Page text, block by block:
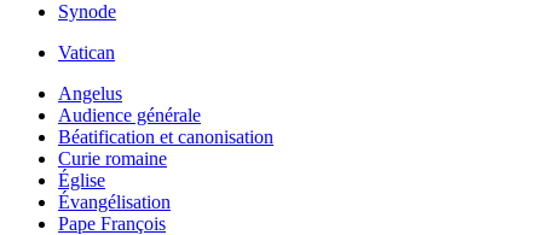
Synode
Vatican
Angelus
Audience générale
Béatification et canonisation
Curie romaine
Église
Évangélisation
Pape François